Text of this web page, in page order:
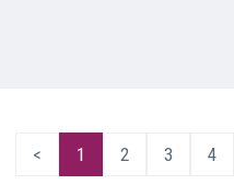
< 1 2 3 4